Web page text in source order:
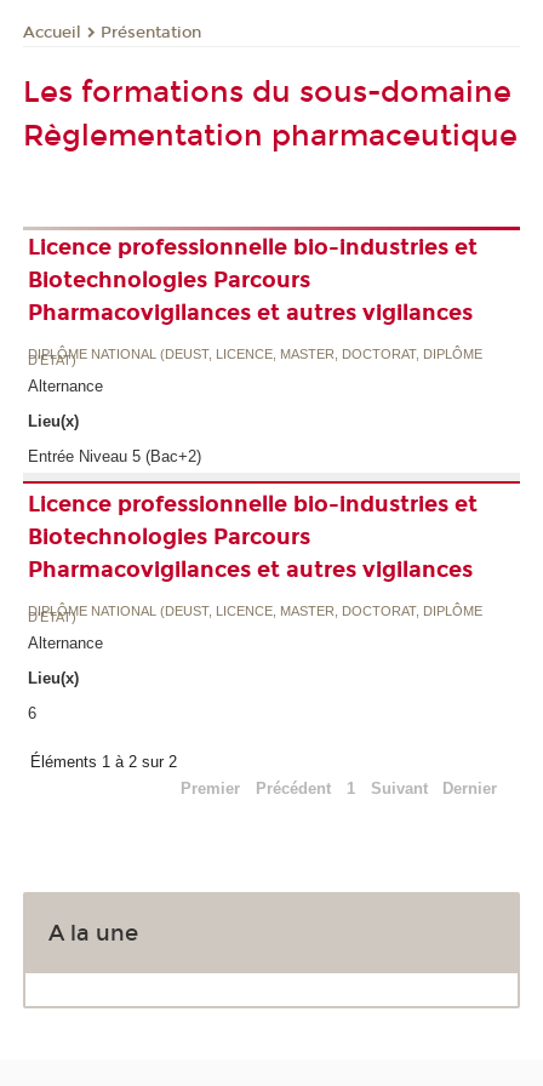
Accueil Présentation
Les formations du sous-domaine
Règlementation pharmaceutique
Licence professionnelle bio-industries et
Biotechnologies Parcours
Pharmacovigilances et autres vigilances
DIPLÔME NATIONAL (DEUST, LICENCE, MASTER, DOCTORAT, DIPLÔME
D'ETAT)
Alternance
Lieu(x)
Entrée Niveau 5 (Bac+2)
Licence professionnelle bio-industries et
Biotechnologies Parcours
Pharmacovigilances et autres vigilances
DIPLÔME NATIONAL (DEUST, LICENCE, MASTER, DOCTORAT, DIPLÔME
D'ETAT)
Alternance
Lieu(x)
6
Éléments 1 à 2 sur 2
Premier
Précédent 1 Suivant Dernier
A la une